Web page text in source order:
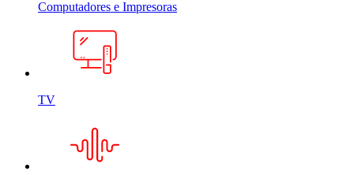
Computadores e Impresoras
TV